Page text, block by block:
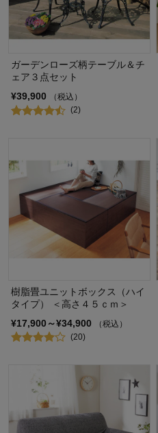
ガーデンローズ柄テーブル＆チ
ェア３点セット
¥39,900
（税込）
(2)
樹脂畳ユニットボックス（ハイ
タイプ） ＜高さ４５ｃｍ＞
¥17,900～¥34,900
（税込）
(20)